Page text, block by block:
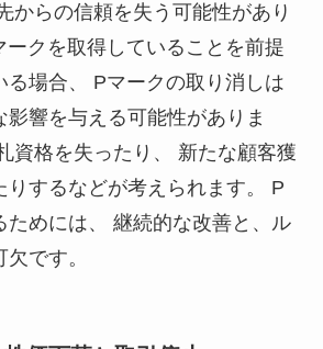
からの信頼を失う可能性があり
ークを取得していることを前提
る場合、 Pマークの取り消しは
響を与える可能性がありま
資格を失ったり、 新たな顧客獲
りするなどが考えられます。 P
ためには、 継続的な改善と、ル
です。